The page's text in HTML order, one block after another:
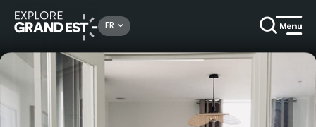
FR
Chambres d’hôtes Séjour entre vignes et forêt, avec vue sur le vignoble à la Cour Tellier